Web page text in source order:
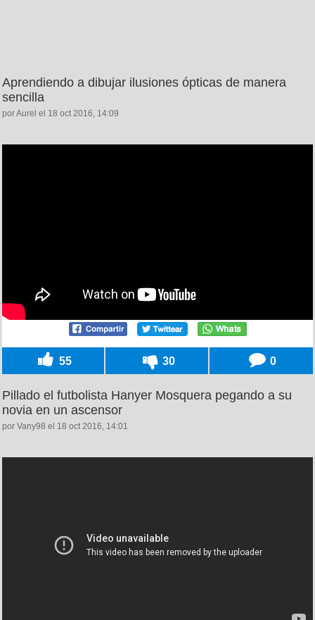
Aprendiendo a dibujar ilusiones ópticas de manera
sencilla
por Aurel el 18 oct 2016, 14:09
55 30 0
Pillado el futbolista Hanyer Mosquera pegando a su
novia en un ascensor
por Vany98 el 18 oct 2016, 14:01